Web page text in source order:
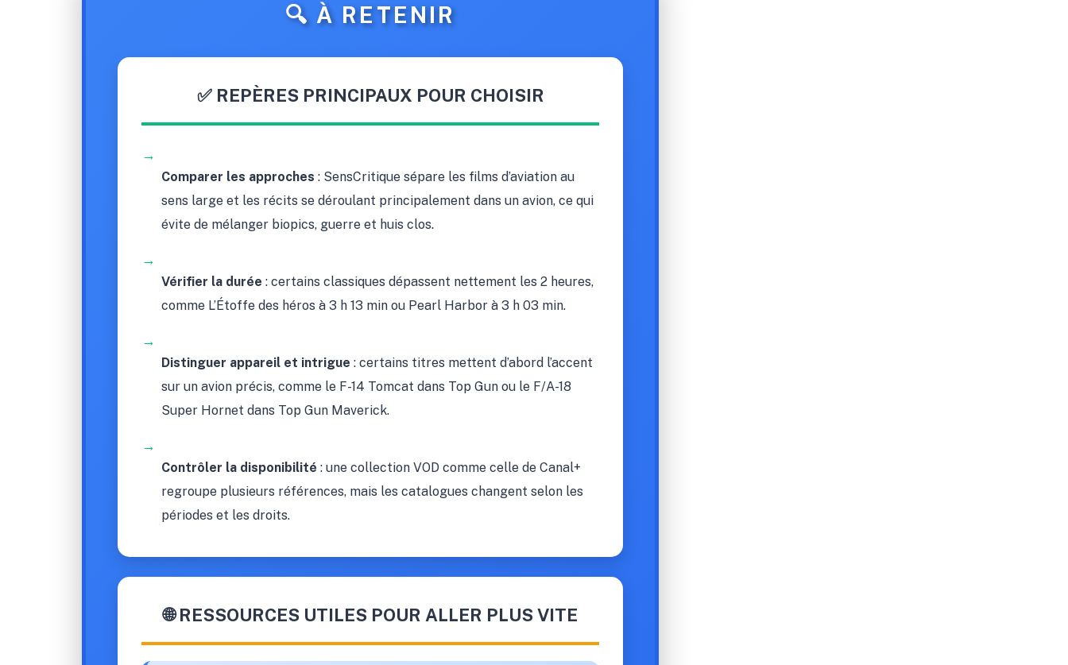
🔍 À RETENIR
✅ REPÈRES PRINCIPAUX POUR CHOISIR
→
Comparer les approches : SensCritique sépare les films d’aviation au
sens large et les récits se déroulant principalement dans un avion, ce qui
évite de mélanger biopics, guerre et huis clos.
→
Vérifier la durée : certains classiques dépassent nettement les 2 heures,
comme L’Étoffe des héros à 3 h 13 min ou Pearl Harbor à 3 h 03 min.
→
Distinguer appareil et intrigue : certains titres mettent d’abord l’accent
sur un avion précis, comme le F-14 Tomcat dans Top Gun ou le F/A-18
Super Hornet dans Top Gun Maverick.
→
Contrôler la disponibilité : une collection VOD comme celle de Canal+
regroupe plusieurs références, mais les catalogues changent selon les
périodes et les droits.
🌐 RESSOURCES UTILES POUR ALLER PLUS VITE